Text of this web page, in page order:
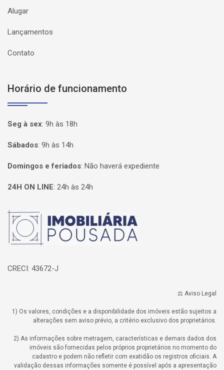
Alugar
Lançamentos
Contato
Horário de funcionamento
Seg à sex: 9h às 18h
Sábados: 9h às 14h
Domingos e feriados: Não haverá expediente
24H ON LINE: 24h às 24h
Página inicial
CRECI: 43672-J
⚖️ Aviso Legal
1) Os valores, condições e a disponibilidade dos imóveis estão sujeitos a
alterações sem aviso prévio, a critério exclusivo dos proprietários.
2) As informações sobre metragem, características e demais dados dos
imóveis são fornecidas pelos próprios proprietários no momento do
cadastro e podem não refletir com exatidão os registros oficiais. A
validação dessas informações somente é possível após a apresentação